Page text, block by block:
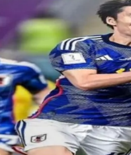
کی اصل پہچان. یاسر دانیال صابری